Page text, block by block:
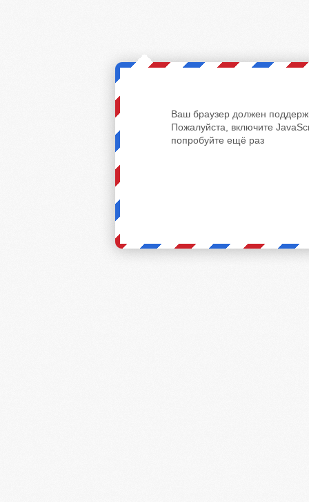
Ваш браузер должен
Пожалуйста, включите
попробуйте ещё раз